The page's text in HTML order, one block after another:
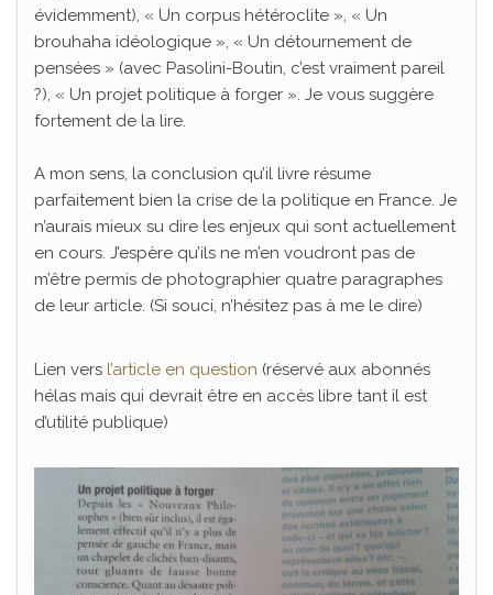
évidemment), « Un corpus hétéroclite », « Un
brouhaha idéologique », « Un détournement de
pensées » (avec Pasolini-Boutin, c’est vraiment pareil
?), « Un projet politique à forger ». Je vous suggère
fortement de la lire.
A mon sens, la conclusion qu’il livre résume
parfaitement bien la crise de la politique en France. Je
n’aurais mieux su dire les enjeux qui sont actuellement
en cours. J’espère qu’ils ne m’en voudront pas de
m’être permis de photographier quatre paragraphes
de leur article. (Si souci, n’hésitez pas à me le dire)
Lien vers l’article en question (réservé aux abonnés
hélas mais qui devrait être en accès libre tant il est
d’utilité publique)